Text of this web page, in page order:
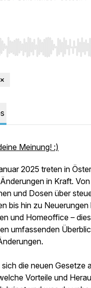
Use Left/Right to seek,
Meinung! :)
2025 treten in
in Kraft.
und Dosen über
bis hin zu Neuerungen
und Homeoffice –
umfassenden
die neuen Gesetze
Vorteile und